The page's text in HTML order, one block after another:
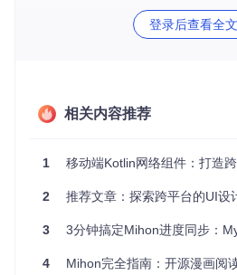
自定义生成逻辑
：MOKO KSwift
Lib元数据自定义生成器，满足特
当你的Kotlin Multiplatform Mobile
雅的Swift API。
在处理复杂的多态结构或者需要优
能时，利用其枚举转换功能可以提
特的工作流程。
项目特点
登录后查看全文
相关内容推荐
1 移动端Kotlin网络组件：打造
2 推荐文章：探索跨平台的UI设计利
3 3分钟搞定Mihon进度同步：
4 Mihon完全指南：开源漫画阅读器